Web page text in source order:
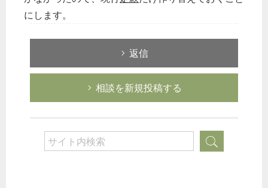
にします。
返信
相談を新規投稿する